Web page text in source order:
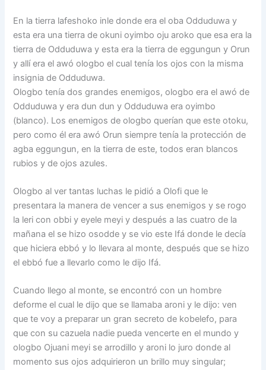
En la tierra lafeshoko inle donde era el oba Odduduwa y
esta era una tierra de okuni oyimbo oju aroko que esa era la
tierra de Odduduwa y esta era la tierra de eggungun y Orun
y allí era el awó ologbo el cual tenía los ojos con la misma
insignia de Odduduwa.
Ologbo tenía dos grandes enemigos, ologbo era el awó de
Odduduwa y era dun dun y Odduduwa era oyimbo
(blanco). Los enemigos de ologbo querían que este otoku,
pero como él era awó Orun siempre tenía la protección de
agba eggungun, en la tierra de este, todos eran blancos
rubios y de ojos azules.
Ologbo al ver tantas luchas le pidió a Olofi que le
presentara la manera de vencer a sus enemigos y se rogo
la leri con obbi y eyele meyi y después a las cuatro de la
mañana el se hizo osodde y se vio este Ifá donde le decía
que hiciera ebbó y lo llevara al monte, después que se hizo
el ebbó fue a llevarlo como le dijo Ifá.
Cuando llego al monte, se encontró con un hombre
deforme el cual le dijo que se llamaba aroni y le dijo: ven
que te voy a preparar un gran secreto de kobelefo, para
que con su cazuela nadie pueda vencerte en el mundo y
ologbo Ojuani meyi se arrodillo y aroni lo juro donde al
momento sus ojos adquirieron un brillo muy singular;